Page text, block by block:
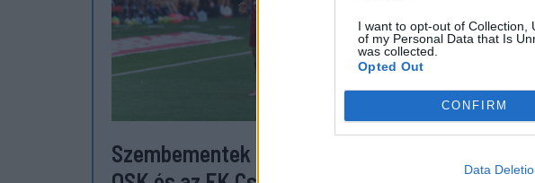
I want to opt-out of Collection,
of my Personal Data that Is
was collected.
Opted Out
CONFIRM
Data
Szembementek a trenddel: a Sepsi